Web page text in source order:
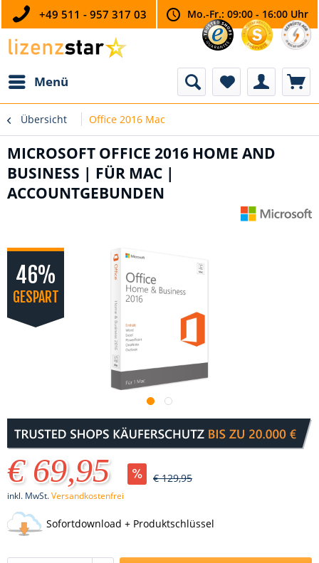
+49 511 - 957 317 03 Mo.-Fr.: 09:00 - 16:00 Uhr
Menü
Übersicht Office 2016 Mac
MICROSOFT OFFICE 2016 HOME AND
BUSINESS | FÜR MAC |
ACCOUNTGEBUNDEN
46%
GESPART
€ 69,95 € 129,95
inkl. MwSt.Versandkostenfrei
Sofortdownload + Produktschlüssel